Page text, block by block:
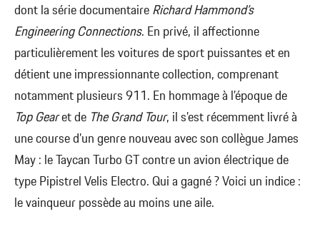
dont la série documentaireRichard Hammond’s
Engineering Connections. En privé, il affectionne
particulièrement les voitures de sport puissantes et en
détient une impressionnante collection, comprenant
notamment plusieurs 911. En hommage à l’époque de
Top Gearet de The Grand Tour, il s’est récemment livré à
une course d’un genre nouveau avec son collègue James
May : le Taycan Turbo GT contre un avion électrique de
type Pipistrel Velis Electro. Qui a gagné ? Voici un indice :
le vainqueur possède au moins une aile.